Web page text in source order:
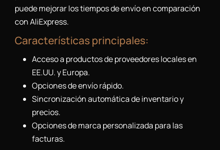
puede mejorar los tiempos de envío en comparación
con AliExpress.
Características principales:
Acceso a productos de proveedores locales en
EE.UU. y Europa.
Opciones de envío rápido.
Sincronización automática de inventario y
precios.
Opciones de marca personalizada para las
facturas.